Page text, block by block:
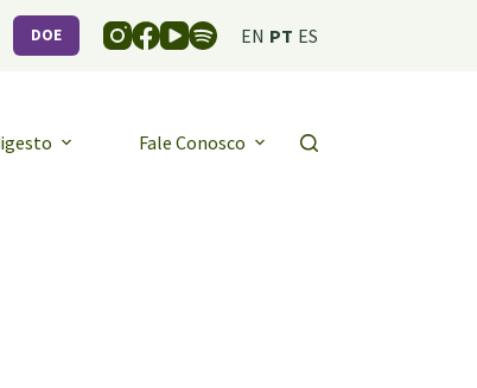
DOE EN PT ES
Fale Conosco